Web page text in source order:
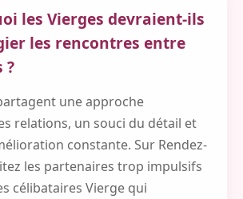
les Vierges devraient-ils
les rencontres entre
?
une approche
relations, un souci du détail et
constante. Sur Rendez-
les partenaires trop impulsifs
célibataires Vierge qui